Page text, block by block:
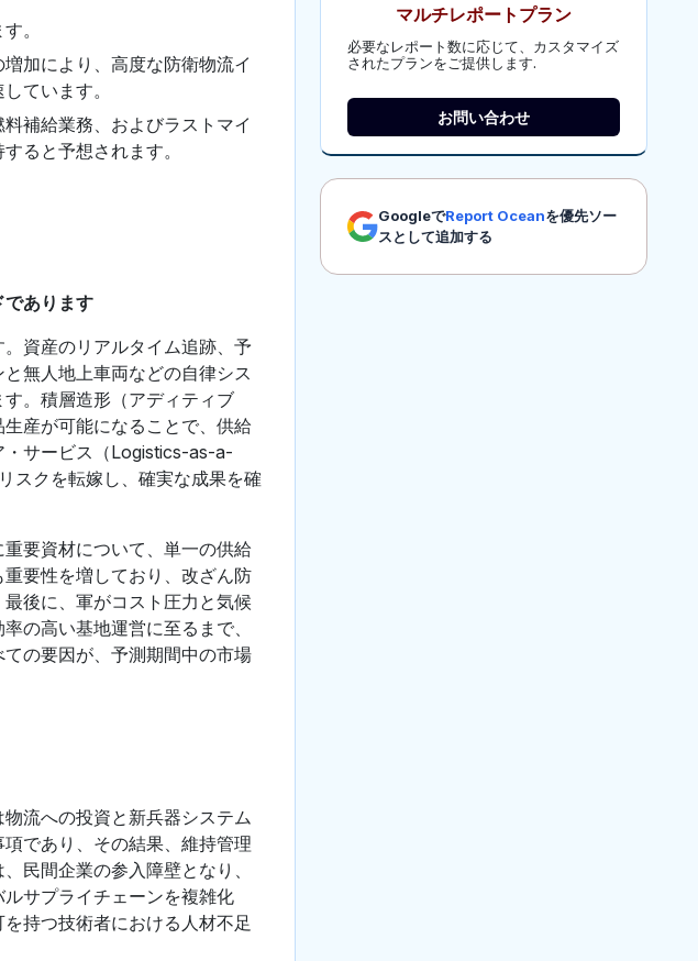
。
加により、高度な防衛物流イ
ています。
補給業務、およびラストマイ
ると予想されます。
であります
資産のリアルタイム追跡、予
無人地上車両などの自律シス
す。積層造形（アディティブ
産が可能になることで、供給
・サービス（Logistics-as-a-
スクを転嫁し、確実な成果を確
要資材について、単一の供給
要性を増しており、改ざん防
後に、軍がコスト圧力と気候
の高い基地運営に至るまで、
の要因が、予測期間中の市場
流への投資と新兵器システム
であり、その結果、維持管理
民間企業の参入障壁となり、
サプライチェーンを複雑化
持つ技術者における人材不足
マルチレポートプラン
必要なレポート数に応じて、カスタマイズ
されたプランをご提供します.
お問い合わせ
GoogleでReport Oceanを優先ソー
スとして追加する